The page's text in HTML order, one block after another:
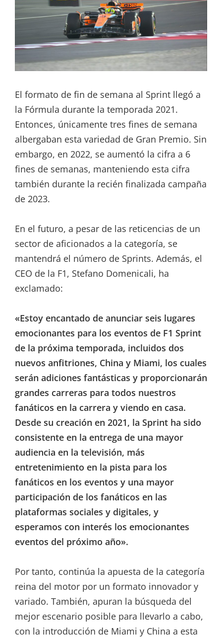
El formato de fin de semana al Sprint llegó a
la Fórmula durante la temporada 2021.
Entonces, únicamente tres fines de semana
albergaban esta variedad de Gran Premio. Sin
embargo, en 2022, se aumentó la cifra a 6
fines de semanas, manteniendo esta cifra
también durante la recién finalizada campaña
de 2023.
En el futuro, a pesar de las reticencias de un
sector de aficionados a la categoría, se
mantendrá el número de Sprints. Además, el
CEO de la F1, Stefano Domenicali, ha
exclamado:
«Estoy encantado de anunciar seis lugares
emocionantes para los eventos de F1 Sprint
de la próxima temporada, incluidos dos
nuevos anfitriones, China y Miami, los cuales
serán adiciones fantásticas y proporcionarán
grandes carreras para todos nuestros
fanáticos en la carrera y viendo en casa.
Desde su creación en 2021, la Sprint ha sido
consistente en la entrega de una mayor
audiencia en la televisión, más
entretenimiento en la pista para los
fanáticos en los eventos y una mayor
participación de los fanáticos en las
plataformas sociales y digitales, y
esperamos con interés los emocionantes
eventos del próximo año».
Por tanto, continúa la apuesta de la categoría
reina del motor por un formato innovador y
variado. También, apuran la búsqueda del
mejor escenario posible para llevarlo a cabo,
con la introducción de Miami y China a esta